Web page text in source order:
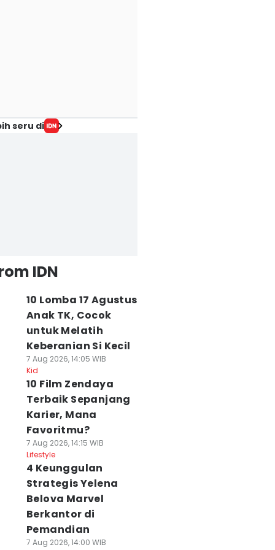
seru di
IDN
10 Lomba 17 Agustus
Anak TK, Cocok
untuk Melatih
Keberanian Si Kecil
7 Aug 2026, 14:05 WIB
Kid
10 Film Zendaya
Terbaik Sepanjang
Karier, Mana
Favoritmu?
7 Aug 2026, 14:15 WIB
Lifestyle
4 Keunggulan
Strategis Yelena
Belova Marvel
Berkantor di
Pemandian
7 Aug 2026, 14:00 WIB